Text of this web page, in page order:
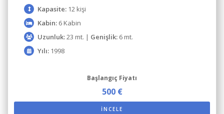
Kapasite: 12 kişi
Kabin: 6 Kabin
Uzunluk:23 mt. | Genişlik: 6 mt.
Yılı: 1998
Başlangıç Fiyatı
500 €
İNCELE